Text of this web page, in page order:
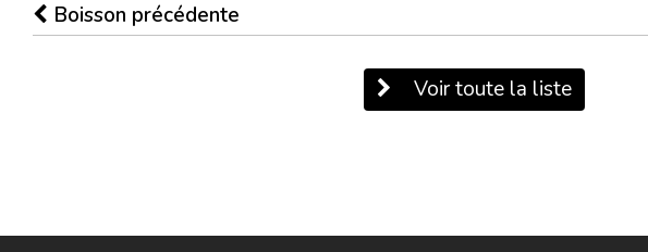
Boisson précédente
Voir toute la liste